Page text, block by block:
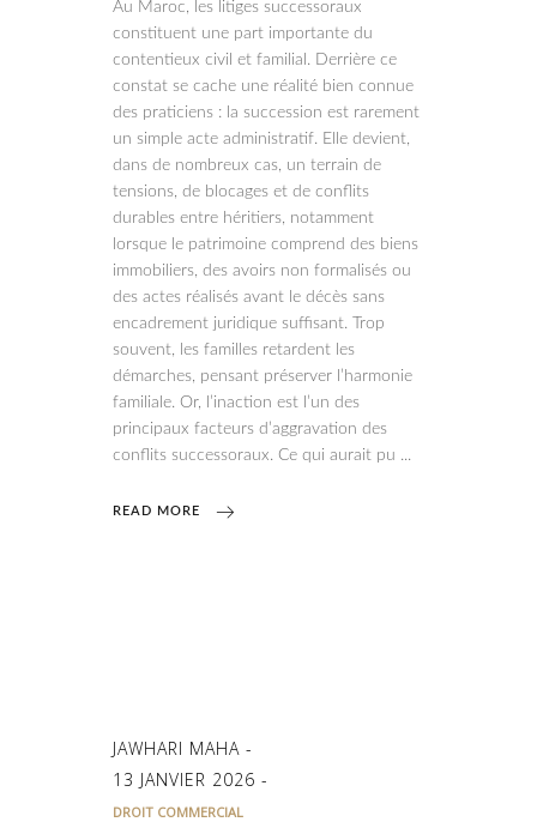
Au Maroc, les litiges successoraux
constituent une part importante du
contentieux civil et familial. Derrière ce
constat se cache une réalité bien connue
des praticiens : la succession est rarement
un simple acte administratif. Elle devient,
dans de nombreux cas, un terrain de
tensions, de blocages et de conflits
durables entre héritiers, notamment
lorsque le patrimoine comprend des biens
immobiliers, des avoirs non formalisés ou
des actes réalisés avant le décès sans
encadrement juridique suffisant. Trop
souvent, les familles retardent les
démarches, pensant préserver l’harmonie
familiale. Or, l’inaction est l’un des
principaux facteurs d’aggravation des
conflits successoraux. Ce qui aurait pu
READ MORE
JAWHARI MAHA
13 JANVIER 2026
DROIT COMMERCIAL